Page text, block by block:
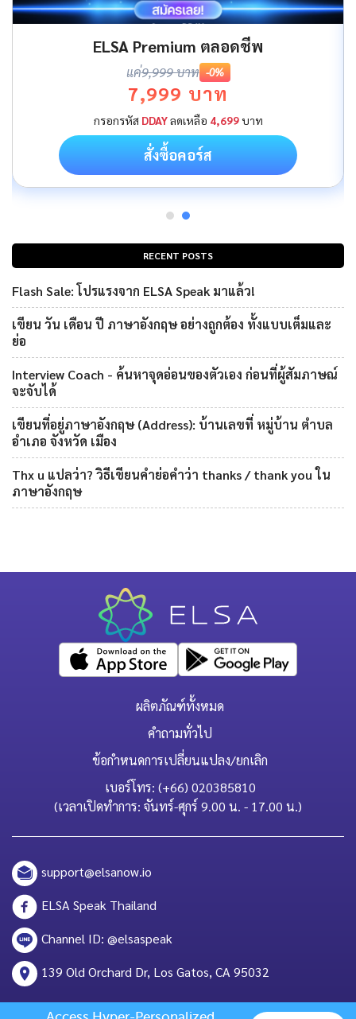
RECENT POSTS
Flash Sale: โปรแรงจาก ELSA Speak มาแล้ว!
เขียน วัน เดือน ปี ภาษาอังกฤษ อย่างถูกต้อง ทั้งแบบเต็มและ
ย่อ
Interview Coach - ค้นหาจุดอ่อนของตัวเอง ก่อนที่ผู้สัมภาษณ์
จะจับได้
เขียนที่อยู่ภาษาอังกฤษ (Address): บ้านเลขที่ หมู่บ้าน ตำบล
อำเภอ จังหวัด เมือง
Thx u แปลว่า? วิธีเขียนคำย่อคำว่า thanks / thank you ใน
ภาษาอังกฤษ
ELSA Premium ตลอดชีพ
แค่9,999 บาท -0%
7,999 บาท
กรอกรหัส DDAYลดเหลือ 4,699บาท
สั่งซื้อคอร์ส
ผลิตภัณฑ์ทั้งหมด
คำถามทั่วไป
ข้อกำหนดการเปลี่ยนแปลง/ยกเลิก
เบอร์โทร: (+66) 020385810
(เวลาเปิดทำการ: จันทร์-ศุกร์ 9.00 น. - 17.00 น.)
support@elsanow.io
ELSA Speak Thailand
Channel ID: @elsaspeak
139 Old Orchard Dr, Los Gatos, CA 95032